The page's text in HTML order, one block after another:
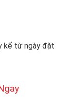
kể từ ngày đặt